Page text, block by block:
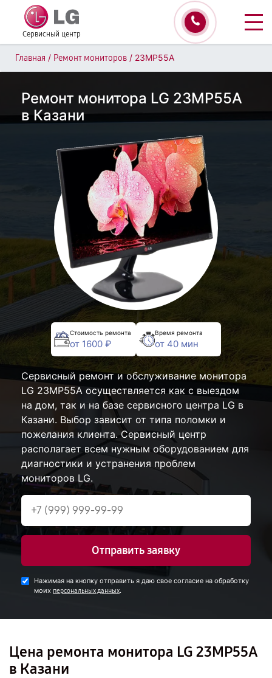
Сервисный центр
Главная / Ремонт мониторов / 23MP55A
Ремонт монитора LG 23MP55A
в Казани
Стоимость ремонта
от 1600 ₽
Время ремонта
от 40 мин
Сервисный ремонт и обслуживание монитора
LG 23MP55A осуществляется как с выездом
на дом, так и на базе сервисного центра LG в
Казани. Выбор зависит от типа поломки и
пожелания клиента. Сервисный центр
располагает всем нужным оборудованием для
диагностики и устранения проблем
мониторов LG.
Отправить заявку
Нажимая на кнопку отправить я даю свое согласие на обработку
моих персональных данных.
Цена ремонта монитора LG 23MP55A
в Казани